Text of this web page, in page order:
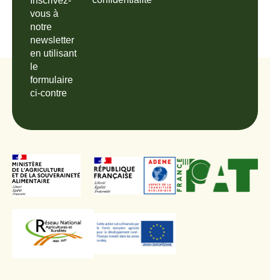
vous à
notre
newsletter
en utilisant
le
formulaire
ci-contre